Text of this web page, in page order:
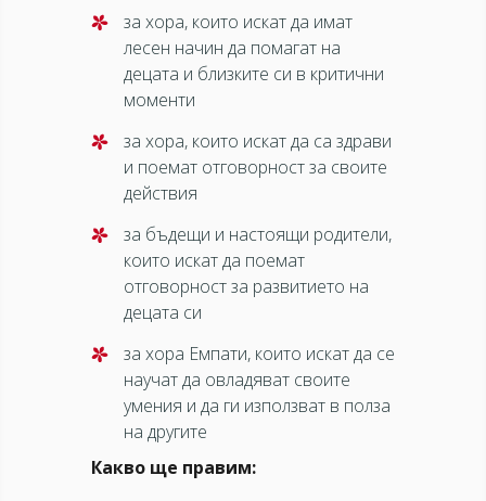
за хора, които искат да имат
лесен начин да помагат на
децата и близките си в критични
моменти
за хора, които искат да са здрави
и поемат отговорност за своите
действия
за бъдещи и настоящи родители,
които искат да поемат
отговорност за развитието на
децата си
за хора Емпати, които искат да се
научат да овладяват своите
умения и да ги използват в полза
на другите
Какво ще правим: